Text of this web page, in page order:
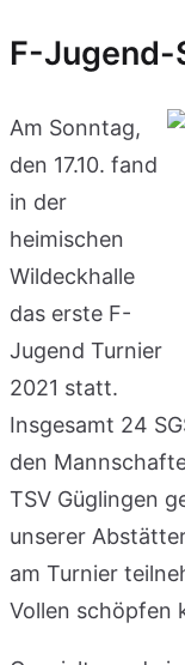
F-
Am Sonntag,
den 17.10. fand
in der
heimischen
Wildeckhalle
das erste F-
Jugend Turnier
2021 statt.
Insgesamt 24
den
TSV Güglingen
unserer
am Turnier
Vollen schöpfen